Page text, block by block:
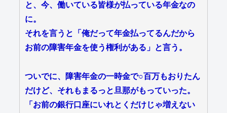
と、今、働いている皆様が払っている年金なの
に。
それを言うと「俺だって年金払ってるんだから
お前の障害年金を使う権利がある」と言う。
ついでに、障害年金の一時金で○百万もおりたん
だけど、それもまるっと旦那がもっていった。
「お前の銀行口座にいれとくだけじゃ増えない